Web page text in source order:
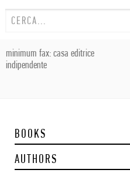
minimum fax: casa editrice
indipendente
BOOKS
AUTHORS